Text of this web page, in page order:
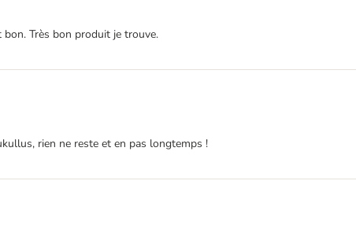
Très bon produit je trouve.
rien ne reste et en pas longtemps !